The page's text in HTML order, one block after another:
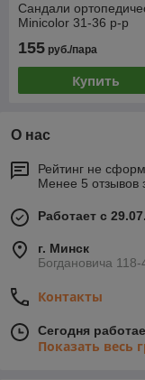
Сандали
Minicolor 31-36 р-р
155 руб./пара
Купить
О нас
Рейтинг не
Менее 5 отзывов
Работает с
г. Минск
Богдановича
Контакты
Сегодня
Показать весь